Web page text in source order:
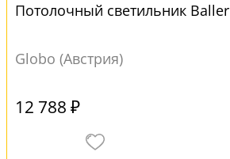
Потолочный светильник
Globo (Австрия)
12 788 ₽